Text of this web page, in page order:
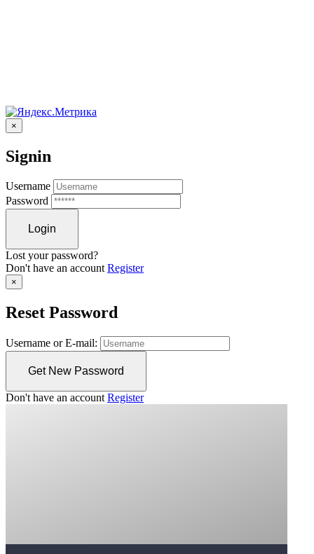
×
Signin
Username
Password
Lost your password?
Don't have an accountRegister
×
Reset Password
Username or E-mail:
Don't have an account Register